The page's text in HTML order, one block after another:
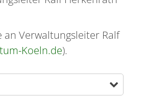
Verwaltungsleiter Ralf
Koeln.de).